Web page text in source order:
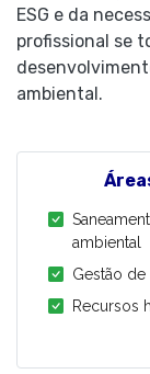
ESG e da
profissional se
ambiental.
ambiental
Gestão
Recursos